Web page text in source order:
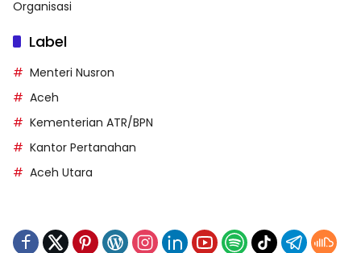
Organisasi
Label
Menteri Nusron
Aceh
Kementerian ATR/BPN
Kantor Pertanahan
Aceh Utara